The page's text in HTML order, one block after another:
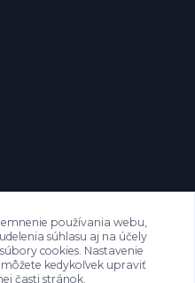
používania webu,
súhlasu aj na účely
cookies. Nastavenie
kedykoľvek upraviť
časti stránok.